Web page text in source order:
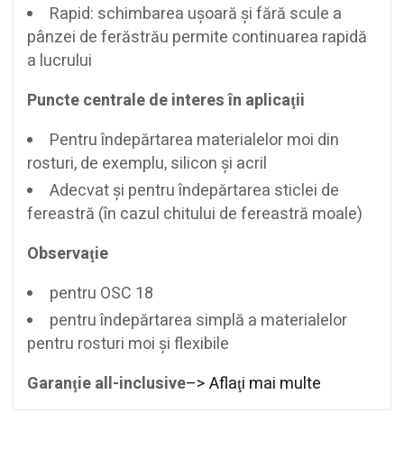
Rapid: schimbarea uşoară şi fără scule a
pânzei de ferăstrău permite continuarea rapidă
a lucrului
Puncte centrale de interes în aplicaţii
Pentru îndepărtarea materialelor moi din
rosturi, de exemplu, silicon şi acril
Adecvat şi pentru îndepărtarea sticlei de
fereastră (în cazul chitului de fereastră moale)
Observaţie
pentru OSC 18
pentru îndepărtarea simplă a materialelor
pentru rosturi moi şi flexibile
Garanţie all-inclusive–> Aflaţi mai multe